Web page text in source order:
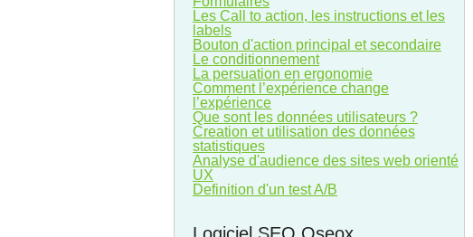
Les Call to action, les instructions et les
labels
Bouton d'action principal et secondaire
Le conditionnement
La persuation en ergonomie
Comment l’expérience change
l’expérience
Que sont les données utilisateurs ?
Creation et utilisation des données
statistiques
Analyse d'audience des sites web orienté
UX
Definition d'un test A/B